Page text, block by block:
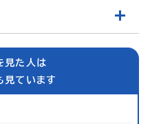
見た人は
見ています